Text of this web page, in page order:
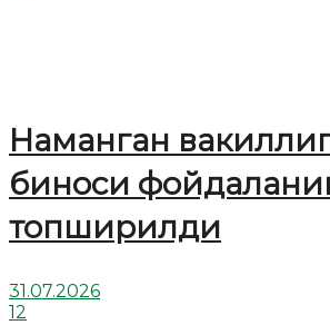
Наманган
биноси
топширилди
31.07.2026
12